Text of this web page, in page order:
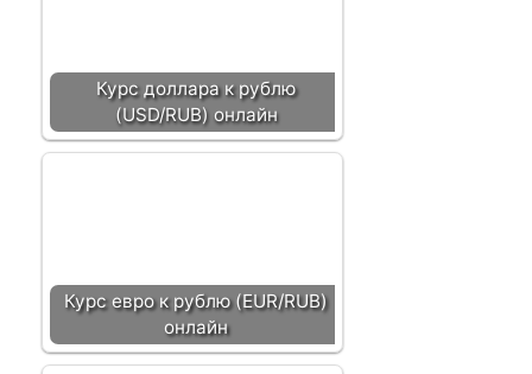
Курс доллара к рублю
(USD/RUB) онлайн
Курс евро к рублю (EUR/RUB)
онлайн